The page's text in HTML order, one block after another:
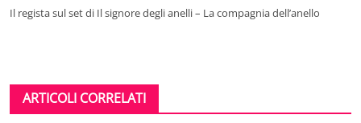
Il regista sul set di Il signore degli anelli – La compagnia dell’anello
ARTICOLI CORRELATI